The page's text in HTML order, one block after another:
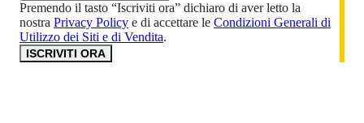
Premendo il tasto “Iscriviti ora” dichiaro di aver letto la
nostra Privacy Policy e di accettare le Condizioni Generali di
Utilizzo dei Siti e di Vendita.
ISCRIVITI ORA